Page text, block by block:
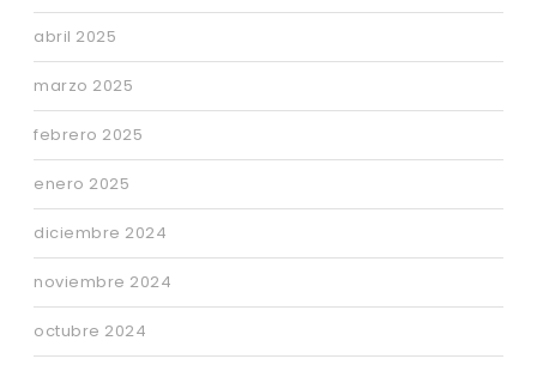
abril 2025
marzo 2025
febrero 2025
enero 2025
diciembre 2024
noviembre 2024
octubre 2024